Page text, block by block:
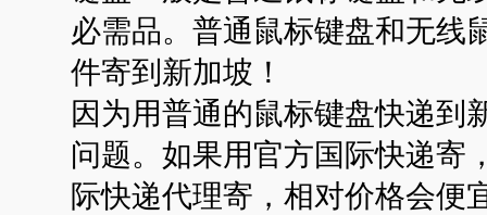
必需品。普通鼠标键盘和无线
件寄到新加坡！
因为用普通的鼠标键盘快递到
问题。如果用官方国际快递寄
际快递代理寄，相对价格会便